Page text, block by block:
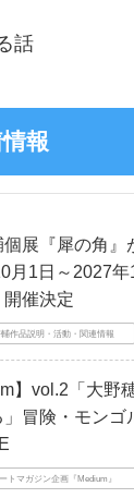
話
報
展『犀の角』
月1日～2027
催決定
作品説明・活動・関連情報
】vol.2「大野
」冒険・モンゴ
トマガジン企画『Medium』